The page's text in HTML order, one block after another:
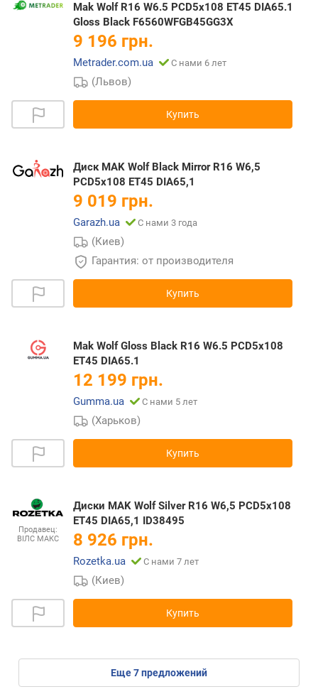
Mak Wolf R16 W6.5 PCD5x108 ET45 DIA65.1
Gloss Black F6560WFGB45GG3X
9 196 грн.
Metrader.com.ua С нами 6 лет
(Львов)
Купить
Диск MAK Wolf Black Mirror R16 W6,5
PCD5x108 ET45 DIA65,1
9 019 грн.
Garazh.ua С нами 3 года
(Киев)
Гарантия: от производителя
Купить
Mak Wolf Gloss Black R16 W6.5 PCD5x108
ET45 DIA65.1
12 199 грн.
Gumma.ua С нами 5 лет
(Харьков)
Купить
Продавец:
ВІЛС МАКС
Диски MAK Wolf Silver R16 W6,5 PCD5x108
ET45 DIA65,1 ID38495
8 926 грн.
Rozetka.ua С нами 7 лет
(Киев)
Купить
eще7предложений